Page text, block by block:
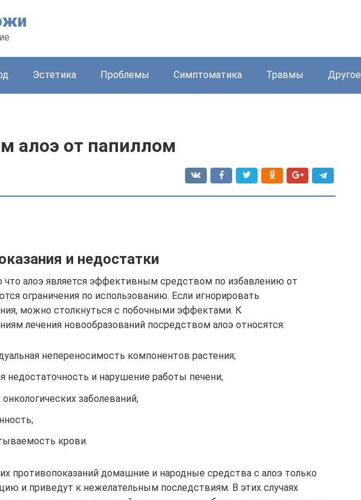
Эстетика Проблемы Симптоматика Травмы Другое
алоэ от папиллом
и недостатки
что алоэ является эффективным средством по избавлению от
ограничения по использованию. Если игнорировать
можно столкнуться с побочными эффектами. К
лечения новообразований посредством алоэ относятся:
непереносимость компонентов растения;
недостаточность и нарушение работы печени;
онкологических заболеваний;
крови.
противопоказаний домашние и народные средства с алоэ только
и приведут к нежелательным последствиям. В этих случаях